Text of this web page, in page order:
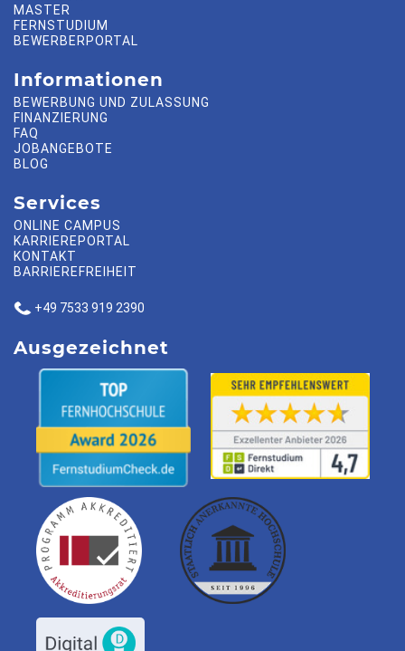
MASTER
FERNSTUDIUM
BEWERBERPORTAL
Informationen
BEWERBUNG UND ZULASSUNG
FINANZIERUNG
FAQ
JOBANGEBOTE
BLOG
Services
ONLINE CAMPUS
KARRIEREPORTAL
KONTAKT
BARRIEREFREIHEIT
+49 7533 919 2390
Ausgezeichnet